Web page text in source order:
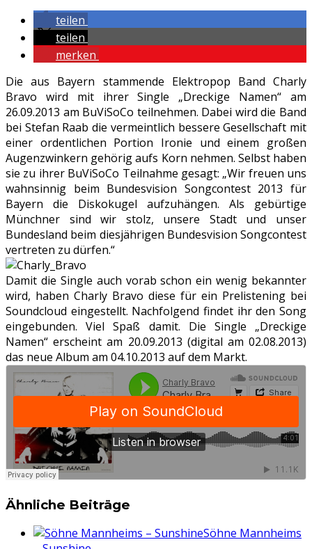
teilen
teilen
merken
Die aus Bayern stammende Elektropop Band Charly
Bravo wird mit ihrer Single „Dreckige Namen“ am
26.09.2013 am BuViSoCo teilnehmen. Dabei wird die Band
bei Stefan Raab die vermeintlich bessere Gesellschaft mit
einer ordentlichen Portion Ironie und einem großen
Augenzwinkern gehörig aufs Korn nehmen. Selbst haben
sie zu ihrer BuViSoCo Teilnahme gesagt: „Wir freuen uns
wahnsinnig beim Bundesvision Songcontest 2013 für
Bayern die Diskokugel aufzuhängen. Als gebürtige
Münchner sind wir stolz, unsere Stadt und unser
Bundesland beim diesjährigen Bundesvision Songcontest
vertreten zu dürfen.“
Damit die Single auch vorab schon ein wenig bekannter
wird, haben Charly Bravo diese für ein Prelistening bei
Soundcloud eingestellt. Nachfolgend findet ihr den Song
eingebunden. Viel Spaß damit. Die Single „Dreckige
Namen“ erscheint am 20.09.2013 (digital am 02.08.2013)
das neue Album am 04.10.2013 auf dem Markt.
Ähnliche Beiträge
Söhne Mannheims